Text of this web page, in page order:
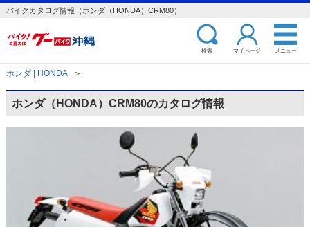
バイクカタログ情報（ホンダ（HONDA）CRM80）
検索 マイページ メニュー
ホンダ | HONDA ＞
ホンダ（HONDA）CRM80のカタログ情報